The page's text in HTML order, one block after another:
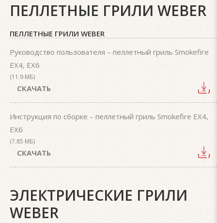
ПЕЛЛЕТНЫЕ ГРИЛИ WEBER
ПЕЛЛЕТНЫЕ ГРИЛИ WEBER
Руководство пользователя – пеллетный гриль Smokefire
EX4, EX6
(11.9 МБ)
СКАЧАТЬ
Инструкция по сборке – пеллетный гриль Smokefire EX4,
EX6
(7.85 МБ)
СКАЧАТЬ
ЭЛЕКТРИЧЕСКИЕ ГРИЛИ
WEBER